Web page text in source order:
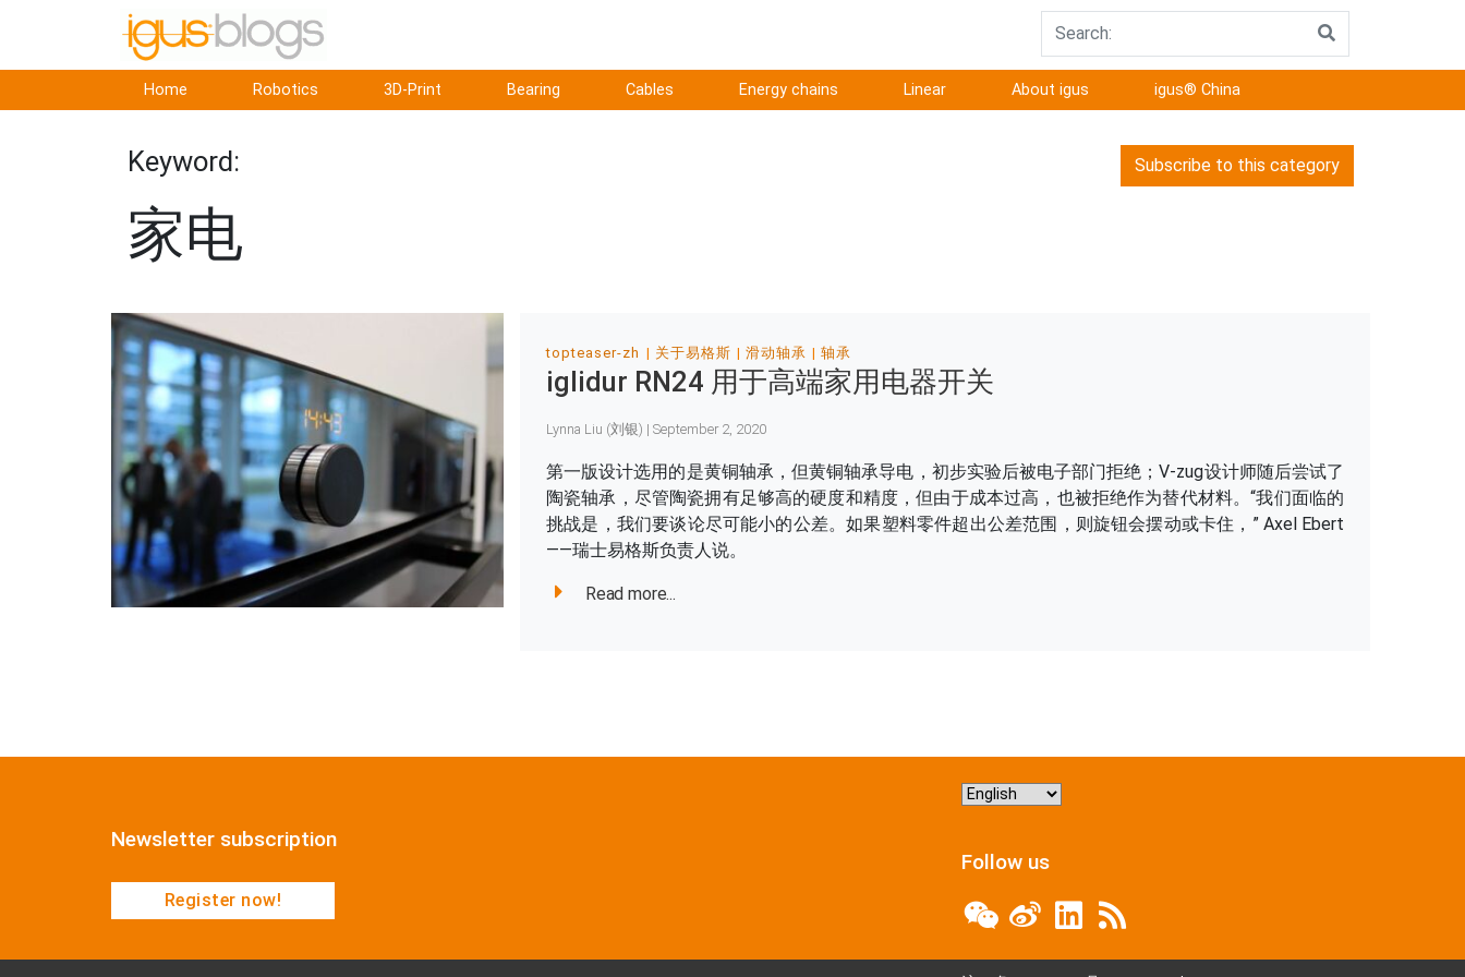
Home Robotics 3D-Print Bearing Cables Energy chains Linear About igus igus® China
Keyword:
家电
Subscribe to this category
topteaser-zh 关于易格斯 滑动轴承 轴承
iglidur RN24 用于高端家用电器开关
Lynna Liu (刘银) | September 2, 2020
第一版设计选用的是黄铜轴承，但黄铜轴承导电，初步实验后被电子部门拒绝；V-zug设计师随后尝试了
陶瓷轴承，尽管陶瓷拥有足够高的硬度和精度，但由于成本过高，也被拒绝作为替代材料。“我们面临的
挑战是，我们要谈论尽可能小的公差。如果塑料零件超出公差范围，则旋钮会摆动或卡住，” Axel Ebert
——瑞士易格斯负责人说。
Read more...
Newsletter subscription
Register now!
Choose
Follow us